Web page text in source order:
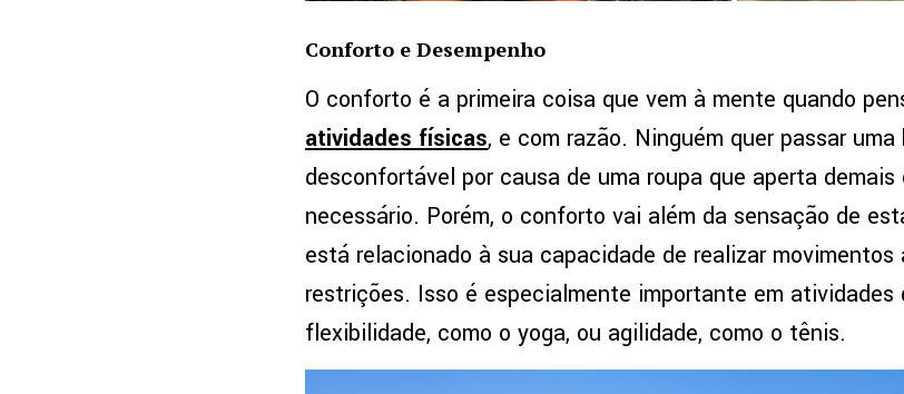
Conforto e Desempenho
O conforto é a primeira coisa que vem à mente quando
atividades físicas, e com razão. Ninguém quer passar
desconfortável por causa de uma roupa que aperta
necessário. Porém, o conforto vai além da sensação de
está relacionado à sua capacidade de realizar movimentos
restrições. Isso é especialmente importante em atividades
flexibilidade, como o yoga, ou agilidade, como o tênis.